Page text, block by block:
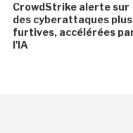
CrowdStrike alerte sur
des cyberattaques plus
furtives, accélérées
l'IA